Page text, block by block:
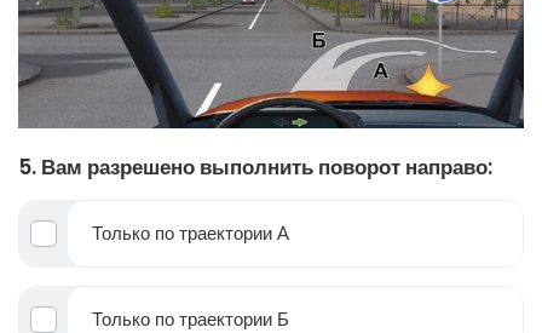
5. Вам разрешено выполнить поворот направо:
Только по траектории А
Только по траектории Б